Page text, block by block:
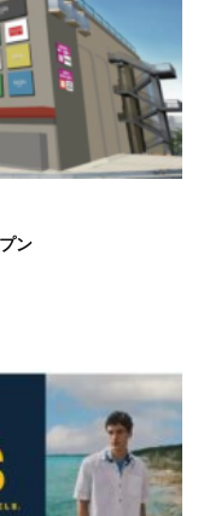
ン